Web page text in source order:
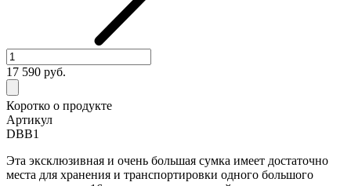
17 590 руб.
Коротко о продукте
Артикул
DBB1
Эта эксклюзивная и очень большая сумка имеет достаточно
места для хранения и транспортировки одного большого